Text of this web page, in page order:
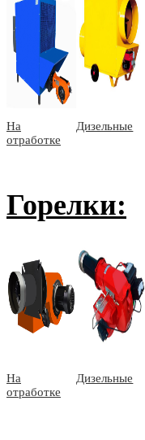
На
отработке
Дизельные
Горелки:
На
отработке
Дизельные